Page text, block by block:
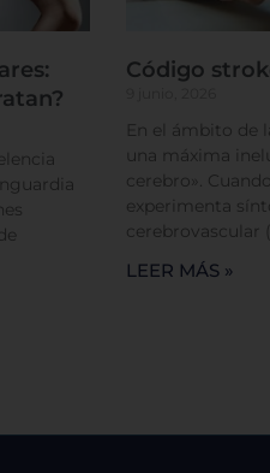
Código
En el ámbito de
una máxima
cerebro».
experimenta
cerebrovascular
LEER MÁS »